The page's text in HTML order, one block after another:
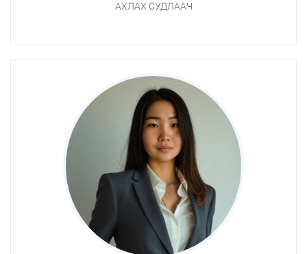
АХЛАХ СУДЛААЧ